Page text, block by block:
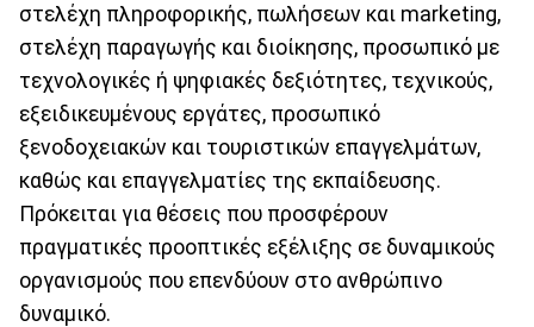
στελέχη πληροφορικής, πωλήσεων και marketing,
στελέχη παραγωγής και διοίκησης, προσωπικό με
τεχνολογικές ή ψηφιακές δεξιότητες, τεχνικούς,
εξειδικευμένους εργάτες, προσωπικό
ξενοδοχειακών και τουριστικών επαγγελμάτων,
καθώς και επαγγελματίες της εκπαίδευσης.
Πρόκειται για θέσεις που προσφέρουν
πραγματικές προοπτικές εξέλιξης σε δυναμικούς
οργανισμούς που επενδύουν στο ανθρώπινο
δυναμικό.